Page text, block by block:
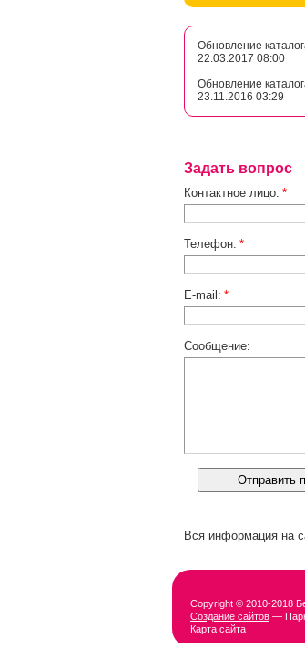
Обновление
22.03.2017 08:00
Обновление
23.11.2016 03:29
Задать вопрос
Контактное лицо: *
Телефон: *
E-mail: *
Сообщение:
Вся информация на
Copyright © 2010-2018
Создание сайтов —
Карта сайта